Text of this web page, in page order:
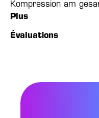
Kompression am
Plus
Évaluations